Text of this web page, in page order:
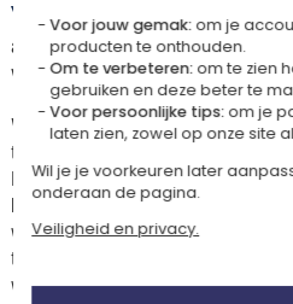
Dit artikel wordt
atelier. Het komt in aanmerking voor
vanaf 85 € aankoop» -Zie
Voor elke bestelling onder 85 €, zijn de
toepassing.
De geschatte levertijden kunt je
bezorgopties bepalen: normale
worden de mogelijke leveropties
tijdens de stappen van je winkelwagen.
wel rekening met 3-4 dagen extra
Voor jouw gemak:om je
producten te onthouden.
Om te verbeteren:om te zien
gebruiken en deze beter te
Voor persoonlijke tips:om je
laten zien, zowel op onze site
Wil je je voorkeuren later
onderaan de pagina.
Veiligheid en privacy.